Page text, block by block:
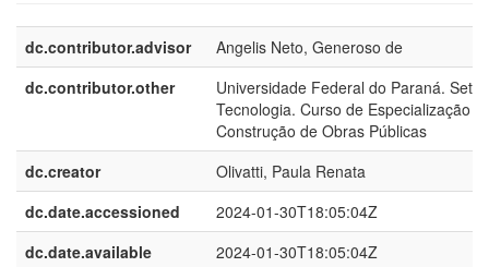
dc.contributor.advisor
Angelis Neto, Generoso de
dc.contributor.other
Universidade Federal do Paraná.
Tecnologia. Curso de Especialização
Construção de Obras Públicas
dc.creator
Olivatti, Paula Renata
dc.date.accessioned
2024-01-30T18:05:04Z
dc.date.available
2024-01-30T18:05:04Z